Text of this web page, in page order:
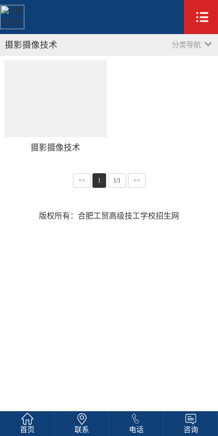
摄影摄像技术 分类导航
摄影摄像技术
<< 1 1/1 >>
版权所有：合肥工贸高级技工学校招生网
首页 联系 电话 咨询